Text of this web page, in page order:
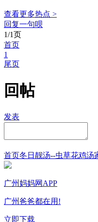
查看更多热点 >
回复一句呗
1/1页
首页
1
尾页
回帖
发表
首页冬日靓汤--虫草花鸡汤
广州妈妈网APP
广州爸爸都在用!
立即下载